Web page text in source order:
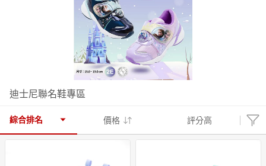
男裝 化妝保養
日本購物 電子/紙本書
迪士尼聯名鞋專區
綜合排名 價格 評分高